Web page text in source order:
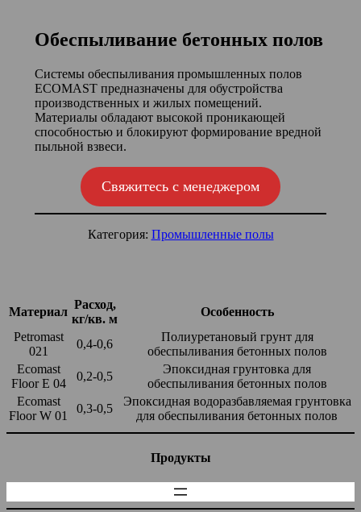
Обеспыливание бетонных полов
Системы обеспыливания промышленных полов
ECOMAST предназначены для обустройства
производственных и жилых помещений.
Материалы обладают высокой проникающей
способностью и блокируют формирование вредной
пыльной взвеси.
Свяжитесь с менеджером
Категория: Промышленные полы
Материал
Расход,
кг/кв. м
Особенность
Petromast
021
0,4-0,6
Полиуретановый грунт для
обеспыливания бетонных полов
Ecomast
Floor E 04
0,2-0,5
Эпоксидная грунтовка для
обеспыливания бетонных полов
Ecomast
Floor W 01
0,3-0,5
Эпоксидная водоразбавляемая грунтовка
для обеспыливания бетонных полов
Продукты